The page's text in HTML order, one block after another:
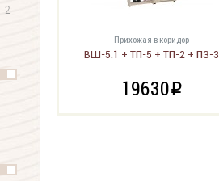
2
Прихожая в коридор
ВШ-5.1 + ТП-5 + ТП-2 + ПЗ-3
19630i